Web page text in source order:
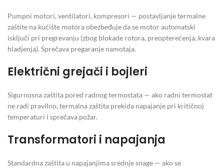
Pumpni motori, ventilatori, kompresori — postavljanje termalne
zaštite na kućište motora obezbeđuje da se motor automatski
isključi pri pregrevanju (zbog blokade rotora, preopterećenja, kvara
hladjenja). Sprečava pregaranje namotaja.
Električni grejači i bojleri
Sigurnosna zaštita pored radnog termostata — ako radni termostat
ne radi pravilno, termalna zaštita prekida napajanje pri kritičnoj
temperaturi i sprečava požar.
Transformatori i napajanja
Standardna zaštita u napajanjima srednje snage — ako se